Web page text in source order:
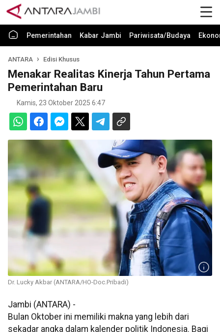
Pemerintahan Kabar Jambi Pariwisata/Budaya
ANTARA Edisi Khusus
Menakar Realitas Kinerja Tahun Pertama
Pemerintahan Baru
Kamis, 23 Oktober 2025 6:47
Dr. Lucky Akbar (ANTARA/HO-Doc.Pribadi)
Jambi (ANTARA) -
Bulan Oktober ini memiliki makna yang lebih dari
sekadar angka dalam kalender politik Indonesia. Bagi